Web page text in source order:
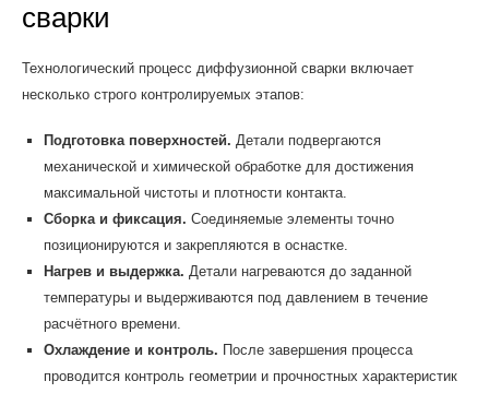
сварки
Технологический процесс диффузионной сварки включает
несколько строго контролируемых этапов:
Подготовка поверхностей. Детали подвергаются
механической и химической обработке для достижения
максимальной чистоты и плотности контакта.
Сборка и фиксация. Соединяемые элементы точно
позиционируются и закрепляются в оснастке.
Нагрев и выдержка. Детали нагреваются до заданной
температуры и выдерживаются под давлением в течение
расчётного времени.
Охлаждение и контроль. После завершения процесса
проводится контроль геометрии и прочностных характеристик